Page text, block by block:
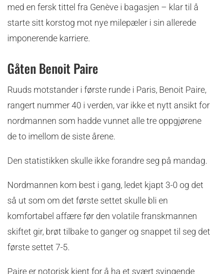
med en fersk tittel fra Genève i bagasjen – klar til å
starte sitt korstog mot nye milepæler i sin allerede
imponerende karriere.
Gåten Benoit Paire
Ruuds motstander i første runde i Paris, Benoit Paire,
rangert nummer 40 i verden, var ikke et nytt ansikt for
nordmannen som hadde vunnet alle tre oppgjørene
de to imellom de siste årene.
Den statistikken skulle ikke forandre seg på mandag.
Nordmannen kom best i gang, ledet kjapt 3-0 og det
så ut som om det første settet skulle bli en
komfortabel affære før den volatile franskmannen
skiftet gir, brøt tilbake to ganger og snappet til seg det
første settet 7-5.
Paire er notorisk kjent for å ha et svært svingende